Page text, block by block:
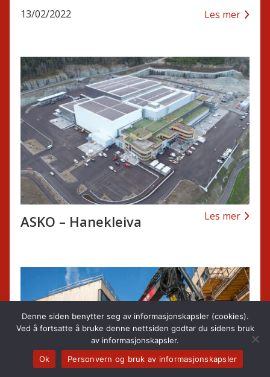
13/02/2022 Les mer
ASKO – Hanekleiva Les mer
Denne siden benytter seg av informasjonskapsler (cookies).
Ved å fortsatte å bruke denne nettsiden godtar du sidens bruk
av informasjonskapsler.
Ok
Personvern og bruk av informasjonskapsler